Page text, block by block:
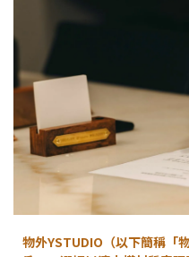
物外YSTUDIO（以下簡稱「